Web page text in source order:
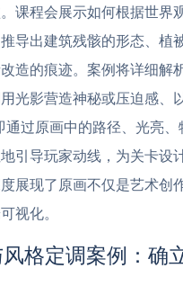
课程会展示如何根据世界
导出建筑残骸的形态、植
造的痕迹。案例将详细解
光影营造神秘或压迫感、
过原画中的路径、光亮、
引导玩家动线，为关卡设
展现了原画不仅是艺术创
视化。
格定调案例：确